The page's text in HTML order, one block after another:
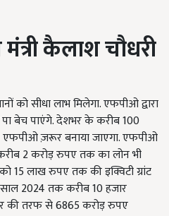
कैलाश चौधरी
को सीधा लाभ मिलेगा. एफपीओ द्वारा
बेच पाएंगे. देशभर के करीब 100
ज़रूर बनाया जाएगा. एफपीओ
करीब 2 करोड़ रुपए तक का लोन भी
15 लाख रुपए तक की इक्विटी ग्रांट
2024 तक करीब 10 हजार
की तरफ से 6865 करोड़ रुपए